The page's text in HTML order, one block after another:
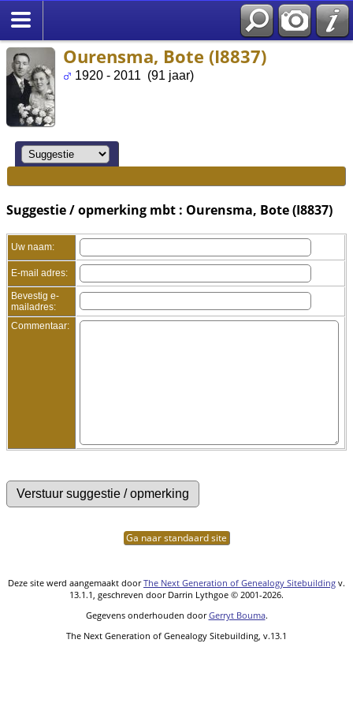
Ourensma, Bote (I8837)
1920 - 2011 (91 jaar)
Suggestie / opmerking mbt : Ourensma, Bote (I8837)
Uw naam:
E-mail adres:
Bevestig e-
mailadres:
Commentaar:
Ga naar standaard site
Deze site werd aangemaakt doorThe Next Generation of Genealogy Sitebuilding v.
13.1.1, geschreven door Darrin Lythgoe © 2001-2026.
Gegevens onderhouden doorGerryt Bouma.
The Next Generation of Genealogy Sitebuilding, v.13.1